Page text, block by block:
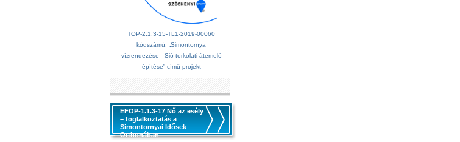
TOP-2.1.3-15-TL1-2019-00060
kódszámú, „Simontornya
vízrendezése - Sió torkolati átemelő
építése” című projekt
EFOP-1.1.3-17 Nő az esély
– foglalkoztatás a
Simontornyai Idősek
Otthonában